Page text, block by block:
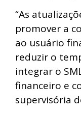
“As
promover a
ao usuário
reduzir o
integrar o
financeiro e
supervisória